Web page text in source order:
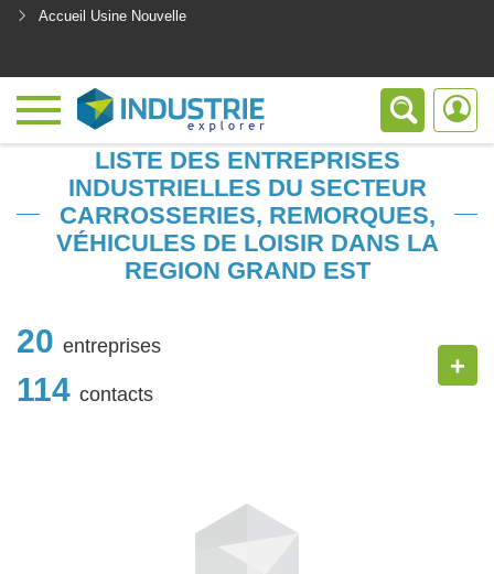
Accueil Usine Nouvelle
LISTE DES ENTREPRISES
INDUSTRIELLES DU SECTEUR
CARROSSERIES, REMORQUES,
VÉHICULES DE LOISIR DANS LA
REGION GRAND EST
20 entreprises
114 contacts
+